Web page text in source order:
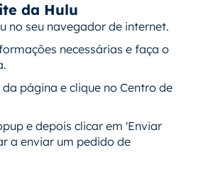
da Hulu
no seu navegador de internet.
necessárias e faça o
página e clique no Centro de
e depois clicar em 'Enviar
a enviar um pedido de